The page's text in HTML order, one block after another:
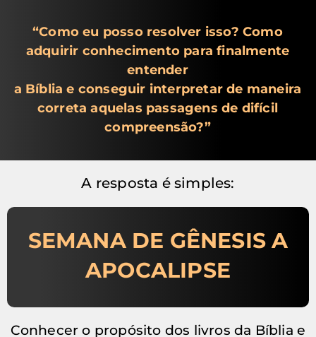
“Como eu posso resolver isso? Como
adquirir conhecimento para finalmente
entender
a Bíblia e conseguir interpretar de maneira
correta aquelas passagens de difícil
compreensão?”
A resposta é simples:
SEMANA DE GÊNESIS A
APOCALIPSE
Conhecer o propósito dos livros da Bíblia e